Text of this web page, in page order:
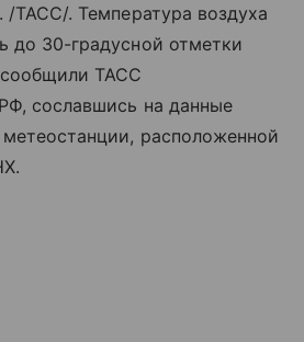
ТАСС/. Температура воздуха
до 30-градусной отметки
сообщили ТАСС
сославшись на данные
расположенной